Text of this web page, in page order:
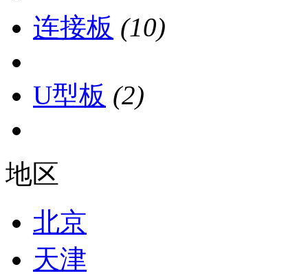
连接板 (10)
U型板 (2)
地区
北京
天津